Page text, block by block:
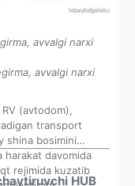
avvalgi narxi
avvalgi narxi
(avtodom),
transport
shina bosimini
harakat davomida
rejimida kuzatib
HUB